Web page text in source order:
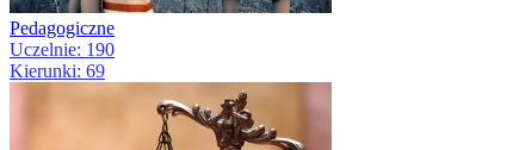
Pedagogiczne
Uczelnie: 190
Kierunki: 69